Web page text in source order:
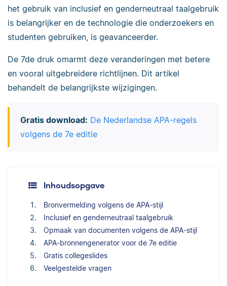
het gebruik van inclusief en genderneutraal taalgebruik
is belangrijker en de technologie die onderzoekers en
studenten gebruiken, is geavanceerder.
De 7de druk omarmt deze veranderingen met betere
en vooral uitgebreidere richtlijnen. Dit artikel
behandelt de belangrijkste wijzigingen.
Gratis download: De Nederlandse APA-regels
volgens de 7e editie
Inhoudsopgave
Bronvermelding volgens de APA-stijl
Inclusief en genderneutraal taalgebruik
Opmaak van documenten volgens de APA-stijl
APA-bronnengenerator voor de 7e editie
Gratis collegeslides
Veelgestelde vragen